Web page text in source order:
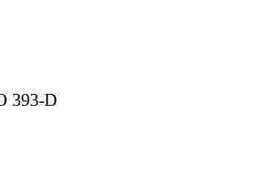
393-D